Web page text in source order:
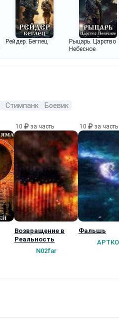
Рейдер. Беглец
Рыцарь. Царство
Небесное
Стимпанк
Боевик
10 за часть
Возвращение в
Реальность
N02far
10 за часть
Фальшь